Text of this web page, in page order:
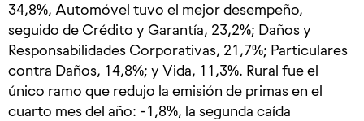
34,8%, Automóvel tuvo el mejor desempeño,
seguido de Crédito y Garantía, 23,2%; Daños y
Responsabilidades Corporativas, 21,7%; Particulares
contra Daños, 14,8%; y Vida, 11,3%. Rural fue el
único ramo que redujo la emisión de primas en el
cuarto mes del año: -1,8%, la segunda caída